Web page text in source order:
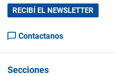
RECIBÍ EL NEWSLETTER
Contactanos
Secciones